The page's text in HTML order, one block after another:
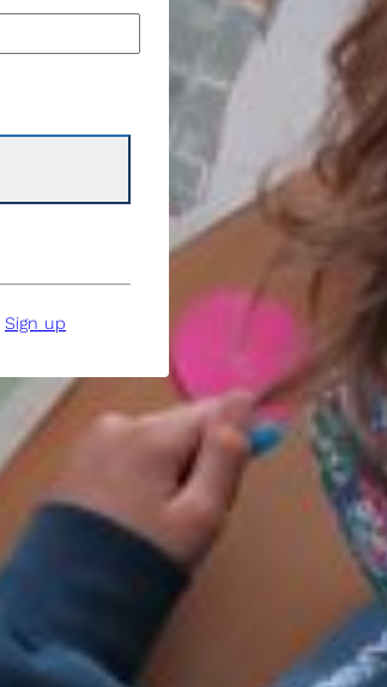
Sign up